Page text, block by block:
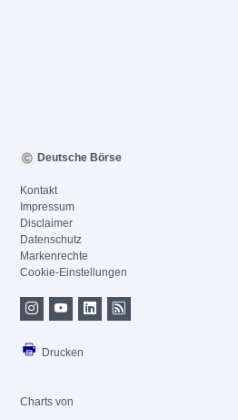
Deutsche Börse
Kontakt
Impressum
Disclaimer
Datenschutz
Markenrechte
Cookie-Einstellungen
Drucken
Charts von